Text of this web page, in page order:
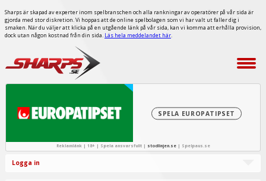
Sharps är skapad av experter inom spelbranschen och alla rankningar av operatörer på vår sida är
gjorda med stor diskretion. Vi hoppas att de online spelbolagen som vi har valt ut faller dig i
smaken. När du väljer att klicka på en utgående länk på vår sida, kan vi komma att erhålla provision,
dock utan någon kostnad från din sida. Läs hela meddelandet här.
SPELA EUROPATIPSET
Reklamlänk | 18+ | Spela ansvarsfullt | stodlinjen.se| Spelpaus.se
Logga in